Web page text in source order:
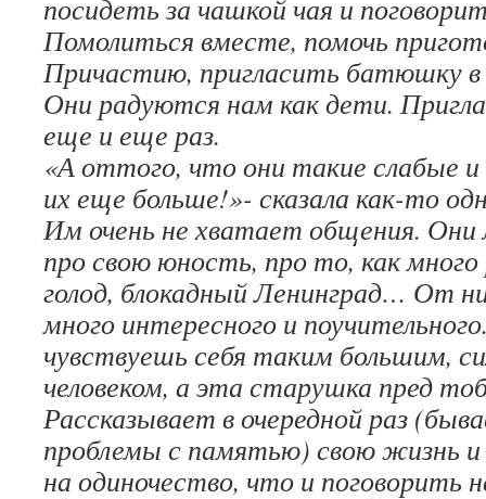
посидеть за чашкой чая и
Помолиться вместе, помочь
Причастию, пригласить батюшку
Они радуются нам как дети.
еще и еще раз.
«А оттого, что они такие слабые
их еще больше!»- сказала как-то
Им очень не хватает общения. Они
про свою юность, про то, как
голод, блокадный Ленинград… От
много интересного и
чувствуешь себя таким большим,
человеком, а эта старушка пред
Рассказывает в очередной раз
проблемы с памятью) свою жизнь
на одиночество, что и поговорить